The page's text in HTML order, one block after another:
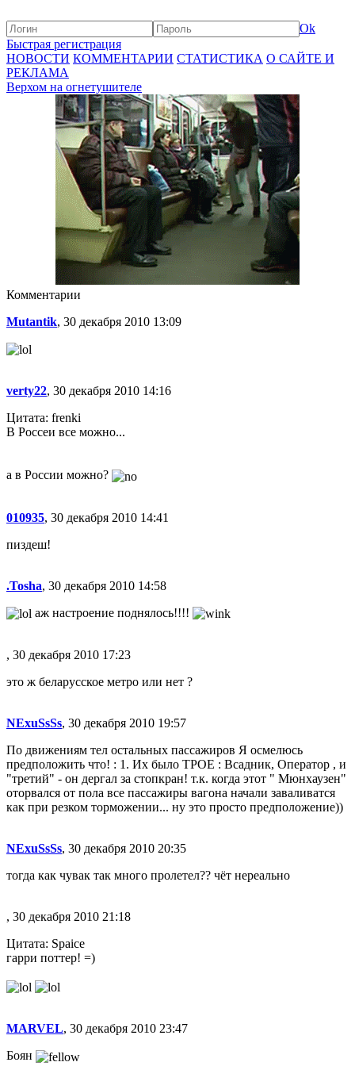
Ok
Быстрая регистрация
НОВОСТИ КОММЕНТАРИИ СТАТИСТИКА О САЙТЕ И
РЕКЛАМА
Верхом на огнетушителе
Комментарии
Mutantik, 30 декабря 2010 13:09
verty22, 30 декабря 2010 14:16
Цитата: frenki
В Россеи все можно...
а в России можно?
010935, 30 декабря 2010 14:41
пиздеш!
.Tosha, 30 декабря 2010 14:58
аж настроение поднялось!!!!
, 30 декабря 2010 17:23
это ж беларусское метро или нет ?
NExuSsSs, 30 декабря 2010 19:57
По движениям тел остальных пассажиров Я осмелюсь
предположить что! : 1. Их было ТРОЕ : Всадник, Оператор , и
"третий" - он дергал за стопкран! т.к. когда этот " Мюнхаузен"
оторвался от пола все пассажиры вагона начали заваливатся
как при резком торможении... ну это просто предположение))
NExuSsSs, 30 декабря 2010 20:35
тогда как чувак так много пролетел?? чёт нереально
, 30 декабря 2010 21:18
Цитата: Spaice
гарри поттер! =)
MARVEL, 30 декабря 2010 23:47
Боян